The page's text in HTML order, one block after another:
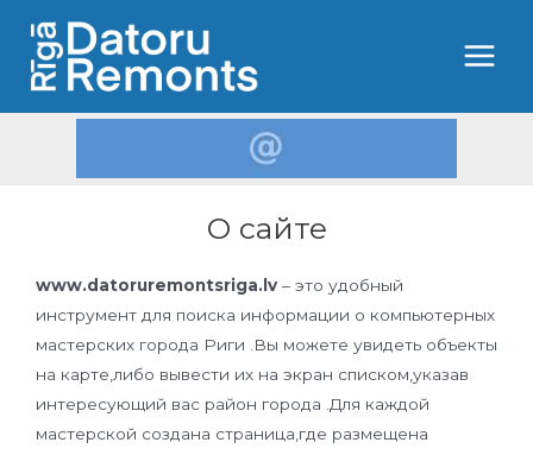
О сайте
www.datoruremontsriga.lv – это удобный
инструмент для поиска информации о компьютерных
мастерских города Риги .Вы можете увидеть объекты
на карте,либо вывести их на экран списком,указав
интересующий вас район города .Для каждой
мастерской создана страница,где размещена